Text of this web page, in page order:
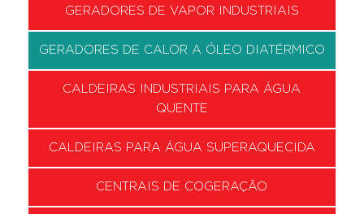
GERADORES DE VAPOR INDUSTRIAIS
GERADORES DE CALOR A ÓLEO DIATÉRMICO
CALDEIRAS INDUSTRIAIS PARA ÁGUA
QUENTE
CALDEIRAS PARA ÁGUA SUPERAQUECIDA
CENTRAIS DE COGERAÇÃO